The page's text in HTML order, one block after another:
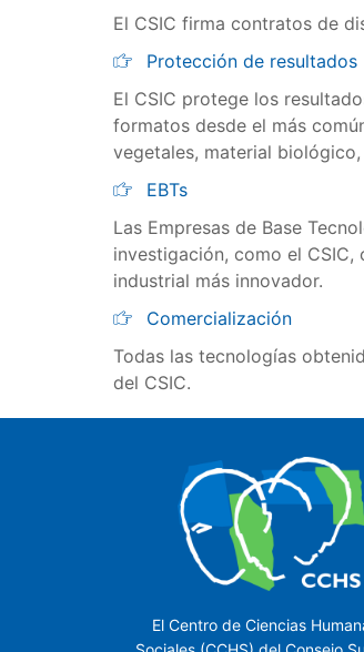
El CSIC firma contratos de
Protección de resultados
El CSIC protege los
formatos desde el más
vegetales, material
EBTs
Las Empresas de Base
investigación, como el
industrial más innovador.
Comercialización
Todas las tecnologías
del CSIC.
El Centro de Ciencias